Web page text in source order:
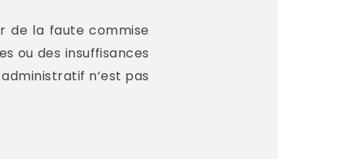
de la faute commise
ou des insuffisances
n’est pas